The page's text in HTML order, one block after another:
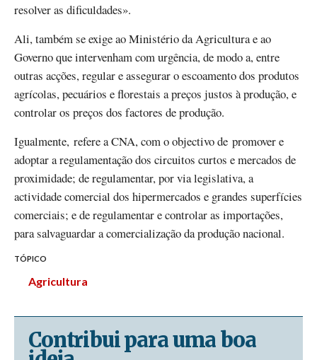
resolver as dificuldades».
Ali, também se exige ao Ministério da Agricultura e ao
Governo que intervenham com urgência, de modo a, entre
outras acções, regular e assegurar o escoamento dos produtos
agrícolas, pecuários e florestais a preços justos à produção, e
controlar os preços dos factores de produção.
Igualmente, refere a CNA, com o objectivo de promover e
adoptar a regulamentação dos circuitos curtos e mercados de
proximidade; de regulamentar, por via legislativa, a
actividade comercial dos hipermercados e grandes superfícies
comerciais; e de regulamentar e controlar as importações,
para salvaguardar a comercialização da produção nacional.
TÓPICO
Agricultura
Contribui para uma boa